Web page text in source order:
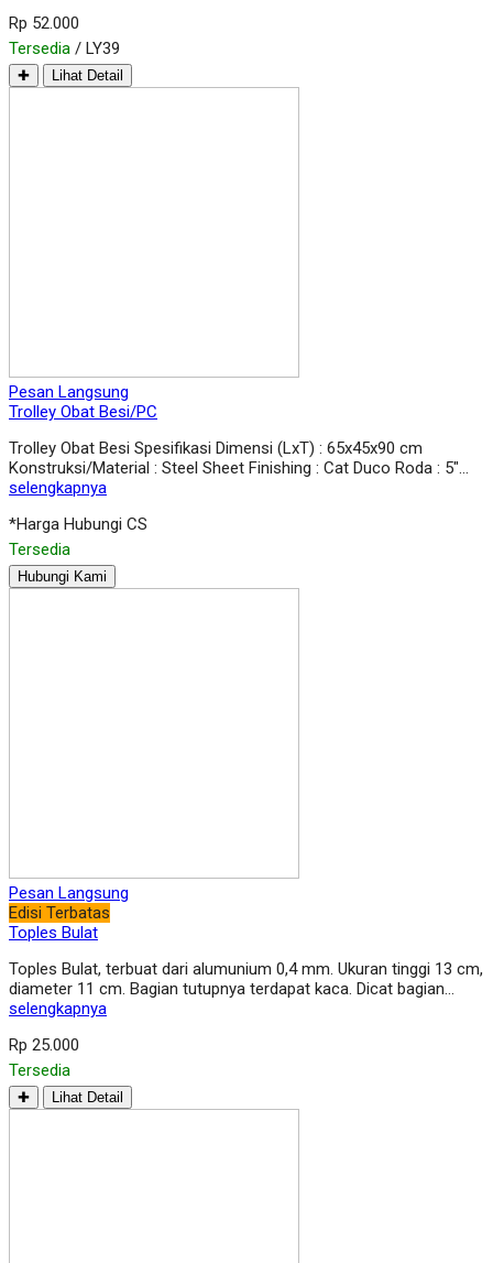
Rp 52.000
Tersedia / LY39
✚ Lihat Detail
Pesan Langsung
Trolley Obat Besi/PC
Trolley Obat Besi Spesifikasi Dimensi (LxT) : 65x45x90 cm
Konstruksi/Material : Steel Sheet Finishing : Cat Duco Roda : 5″…
selengkapnya
*Harga Hubungi CS
Tersedia
Hubungi Kami
Pesan Langsung
Edisi Terbatas
Toples Bulat
Toples Bulat, terbuat dari alumunium 0,4 mm. Ukuran tinggi 13 cm,
diameter 11 cm. Bagian tutupnya terdapat kaca. Dicat bagian…
selengkapnya
Rp 25.000
Tersedia
✚ Lihat Detail